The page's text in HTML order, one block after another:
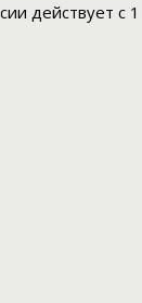
действует с